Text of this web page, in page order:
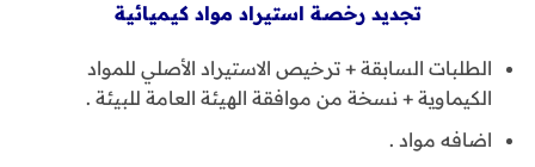
تجديد رخصة استيراد مواد كيميائية
الطلبات السابقة + ترخيص الاستيراد الأصلي للمواد
الكيماوية + نسخة من موافقة الهيئة العامة للبيئة .
اضافه مواد .